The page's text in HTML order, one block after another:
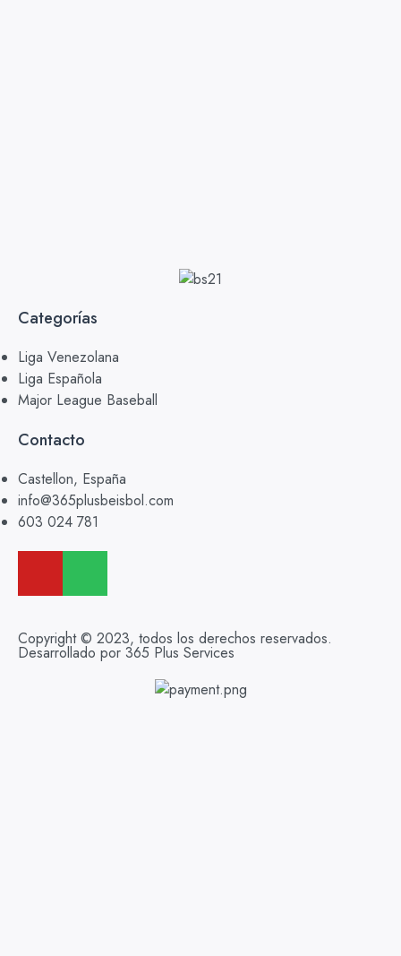
Categorías
Liga Venezolana
Liga Española
Major League Baseball
Contacto
Castellon, España
info@365plusbeisbol.com
603 024 781
Copyright © 2023, todos los derechos reservados.
Desarrollado por 365 Plus Services